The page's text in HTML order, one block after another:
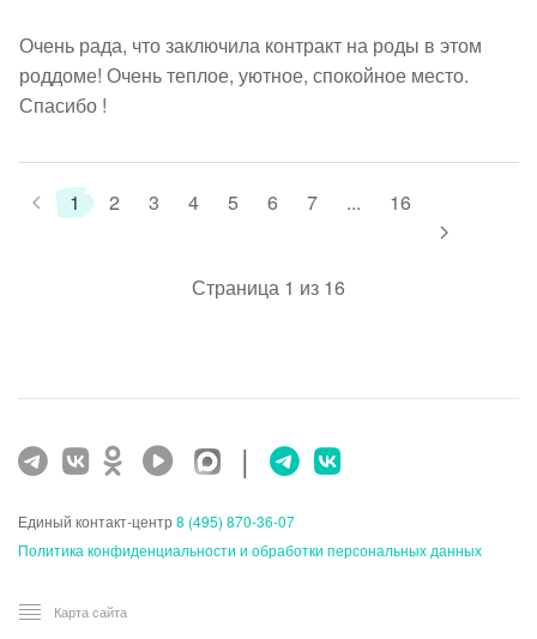
Очень рада, что заключила контракт на роды в этом
роддоме! Очень теплое, уютное, спокойное место.
Спасибо !
1 2 3 4 5 6 7 ... 16
Страница 1 из 16
|
Единый контакт-центр 8 (495) 870-36-07
Политика конфиденциальности и обработки персональных данных
Карта сайта